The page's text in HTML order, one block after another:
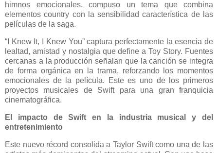
himnos emocionales, compuso un tema que combina
elementos country con la sensibilidad característica de las
películas de la saga.
“I Knew It, I Knew You” captura perfectamente la esencia de
lealtad, amistad y nostalgia que define a Toy Story. Fuentes
cercanas a la producción señalan que la canción se integra
de forma orgánica en la trama, reforzando los momentos
emocionales de la película. Este es uno de los primeros
proyectos musicales de Swift para una gran franquicia
cinematográfica.
El impacto de Swift en la industria musical y del
entretenimiento
Este nuevo récord consolida a Taylor Swift como una de las